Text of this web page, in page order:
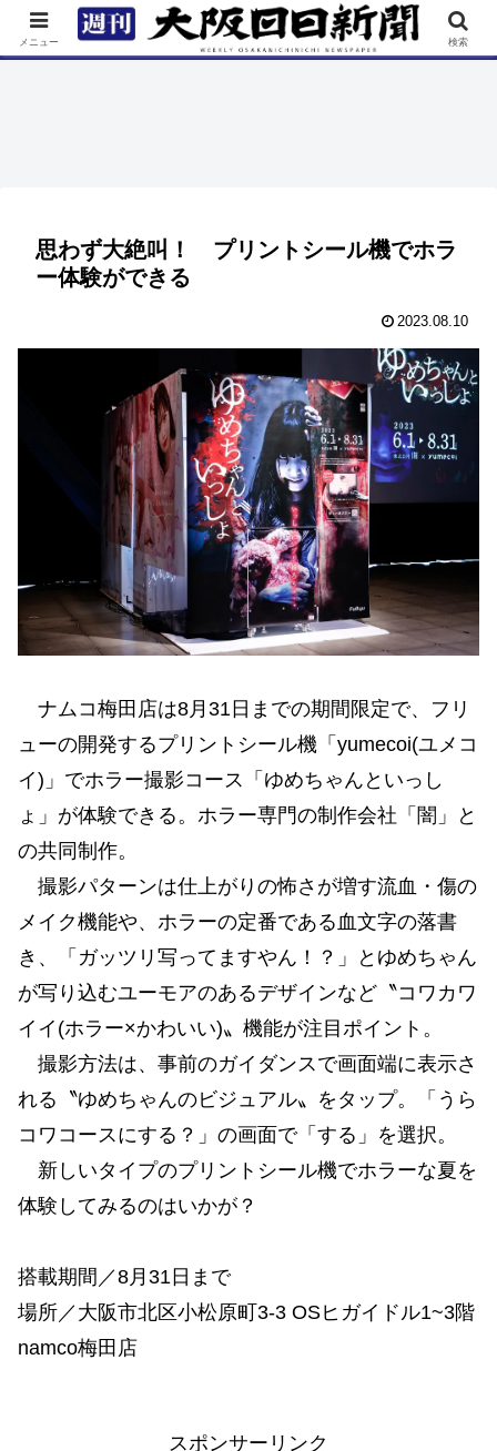
TOP 特集 ニュース 連載 街ネタ イベント
思わず大絶叫！ プリントシール機でホラ
ー体験ができる
2023.08.10
ナムコ梅田店は8月31日までの期間限定で、フリ
ューの開発するプリントシール機「yumecoi(ユメコ
イ)」でホラー撮影コース「ゆめちゃんといっし
ょ」が体験できる。ホラー専門の制作会社「闇」と
の共同制作。
撮影パターンは仕上がりの怖さが増す流血・傷の
メイク機能や、ホラーの定番である血文字の落書
き、「ガッツリ写ってますやん！？」とゆめちゃん
が写り込むユーモアのあるデザインなど〝コワカワ
イイ(ホラー×かわいい)〟機能が注目ポイント。
撮影方法は、事前のガイダンスで画面端に表示さ
れる〝ゆめちゃんのビジュアル〟をタップ。「うら
コワコースにする？」の画面で「する」を選択。
新しいタイプのプリントシール機でホラーな夏を
体験してみるのはいかが？
搭載期間／8月31日まで
場所／大阪市北区小松原町3-3 OSヒガイドル1~3階
namco梅田店
スポンサーリンク
メニュー 検索